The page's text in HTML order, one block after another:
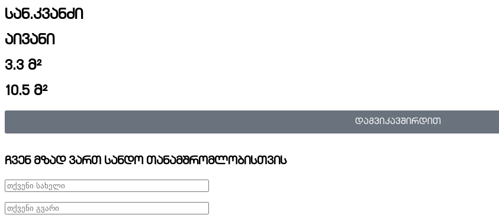
სან.კვანძი
აივანი
3.3 მ²
10.5 მ²
დაგვიკავშირდით
ჩვენ მზად ვართ სანდო თანამშრომლობისთვის